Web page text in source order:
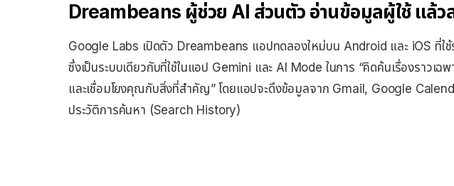
Dreambeans ผู้ช่วย AI ส่วนตัว อ่านข้อมูลผู้ใช้ แล้วส
Google Labs เปิดตัว Dreambeans แอปทดลองใหม่บน Android และ iOS ที่ใ
ซึ่งเป็นระบบเดียวกับที่ใช้ในแอป Gemini และ AI Mode ในการ “คิดค้นเรื่องราวเ
และเชื่อมโยงคุณกับสิ่งที่สำคัญ” โดยแอปจะดึงข้อมูลจาก Gmail, Google
ประวัติการค้นหา (Search History)